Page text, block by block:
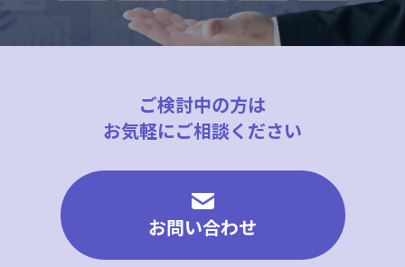
ご検討中の方は
お気軽にご相談ください
お問い合わせ